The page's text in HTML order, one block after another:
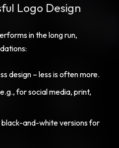
Logo Design
in the long run,
design – less is often more.
for social media, print,
and-white versions for